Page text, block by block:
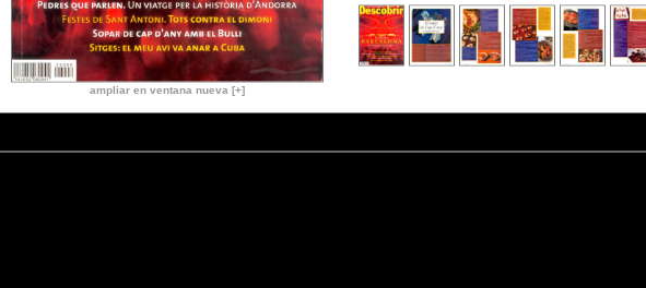
ampliar en ventana nueva [+]